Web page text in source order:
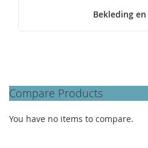
Bekleding
Compare Products
You have no items to compare.